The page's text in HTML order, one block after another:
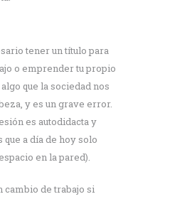
tener un título para
o emprender tu propio
que la sociedad nos
y es un grave error.
es autodidacta y
a día de hoy solo
en la pared).
cambio de trabajo si